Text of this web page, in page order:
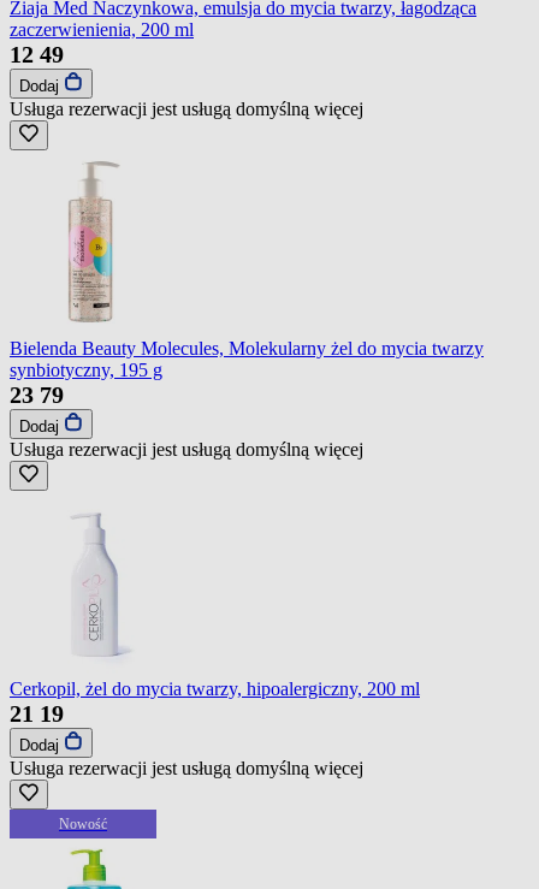
Ziaja Med Naczynkowa, emulsja do mycia twarzy, łagodząca
zaczerwienienia, 200 ml
12 49
Dodaj
Usługa rezerwacji jest usługą domyślną więcej
Bielenda Beauty Molecules, Molekularny żel do mycia twarzy
synbiotyczny, 195 g
23 79
Dodaj
Usługa rezerwacji jest usługą domyślną więcej
Cerkopil, żel do mycia twarzy, hipoalergiczny, 200 ml
21 19
Dodaj
Usługa rezerwacji jest usługą domyślną więcej
Nowość